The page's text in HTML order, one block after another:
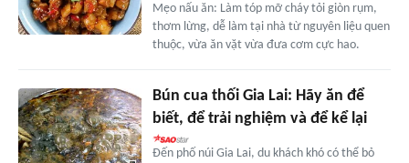
Mẹo nấu ăn: Làm tóp mỡ cháy tỏi giòn rụm,
thơm lừng, dễ làm tại nhà từ nguyên liệu quen
thuộc, vừa ăn vặt vừa đưa cơm cực hao.
Bún cua thối Gia Lai: Hãy ăn để
biết, để trải nghiệm và để kể lại
Đến phố núi Gia Lai, du khách khó có thể bỏ